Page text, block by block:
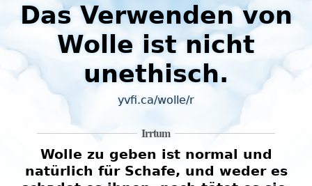
Das Verwenden von
Wolle ist nicht
unethisch.
yvfi.ca/wolle/r
Irrtum
Wolle zu geben ist normal und
natürlich für Schafe, und weder es